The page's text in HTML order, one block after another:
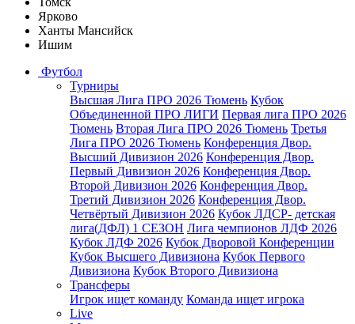
Ярково
Ханты Мансийск
Ишим
Футбол
Турниры
Высшая Лига ПРО 2026 Тюмень Кубок
Объединенной ПРО ЛИГИ Первая лига ПРО 2026
Тюмень Вторая Лига ПРО 2026 Тюмень Третья
Лига ПРО 2026 Тюмень Конференция Двор.
Высший Дивизион 2026 Конференция Двор.
Первый Дивизион 2026 Конференция Двор.
Второй Дивизион 2026 Конференция Двор.
Третий Дивизион 2026 Конференция Двор.
Четвёртый Дивизион 2026 Кубок ЛДСР- детская
лига(ДФЛ) 1 СЕЗОН Лига чемпионов ЛДФ 2026
Кубок ЛДФ 2026 Кубок Дворовой Конференции
Кубок Высшего Дивизиона Кубок Первого
Дивизиона Кубок Второго Дивизиона
Трансферы
Игрок ищет команду Команда ищет игрока
Live